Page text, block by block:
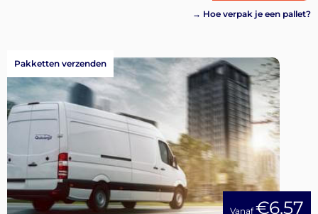
→ Hoe verpak je een pallet?
Vanaf€6.57
Pakketten verzenden